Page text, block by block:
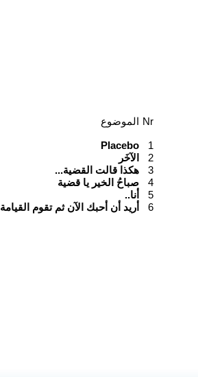
الموضوع Nr
Placebo
1
الآخَر
2
هكذا قالت القضية...
3
صباحُ الخير يا قضية
4
أنا..
5
أريد أن أحبك الآن ثم تقوم القيامة 6